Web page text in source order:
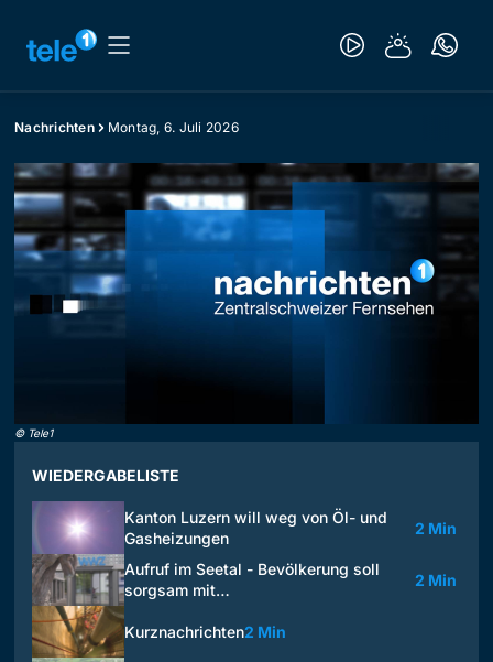
Nachrichten Montag, 6. Juli 2026
© Tele1
WIEDERGABELISTE
Kanton Luzern will weg von Öl- und
Gasheizungen
2 Min
Aufruf im Seetal - Bevölkerung soll
sorgsam mit…
2 Min
Kurznachrichten2 Min